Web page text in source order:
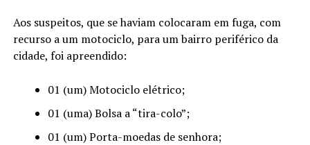
Aos suspeitos, que se haviam colocaram em fuga, com
recurso a um motociclo, para um bairro periférico da
cidade, foi apreendido:
01 (um) Motociclo elétrico;
01 (uma) Bolsa a “tira-colo”;
01 (um) Porta-moedas de senhora;